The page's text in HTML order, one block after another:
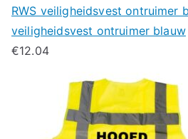
RWS veiligheidsvest ontruimer
veiligheidsvest ontruimer blauw
€12.04